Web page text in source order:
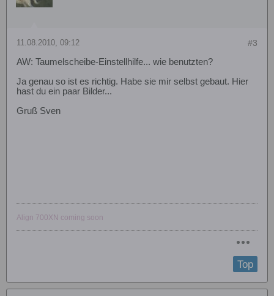
#3
11.08.2010, 09:12
AW: Taumelscheibe-Einstellhilfe... wie benutzten?
Ja genau so ist es richtig. Habe sie mir selbst gebaut. Hier
hast du ein paar Bilder...
Gruß Sven
Align 700XN coming soon
Top